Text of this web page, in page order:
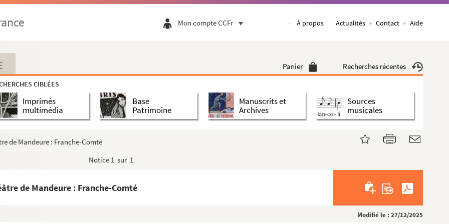
Mon compte CCFr À propos Actualités Contact Aide
Panier Recherches récentes
CIBLÉES
Imprimés
multimédia
Base
Patrimoine
Manuscrits et
Archives
Sources
musicales
de Mandeure : Franche-Comté
Notice 1 sur 1
de Mandeure : Franche-Comté
Modifié le : 27/12/2025